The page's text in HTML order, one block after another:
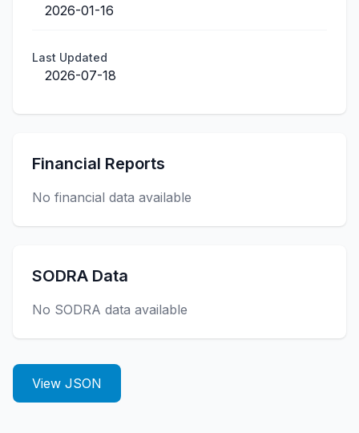
2026-01-16
Last Updated
2026-07-18
Financial Reports
No financial data available
SODRA Data
No SODRA data available
View JSON